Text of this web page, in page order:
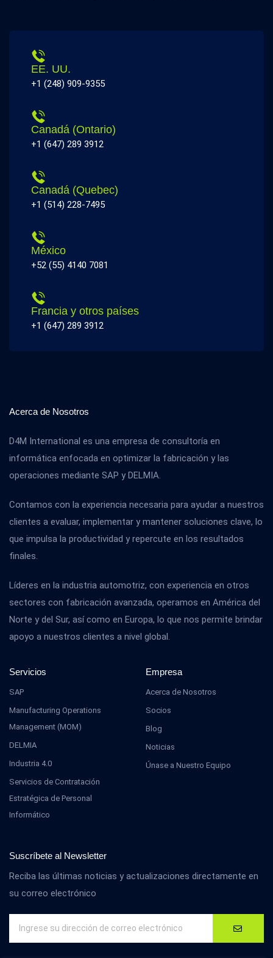
EE. UU.
+1 (248) 909-9355
Canadá (Ontario)
+1 (647) 289 3912
Canadá (Quebec)
+1 (514) 228-7495
México
+52 (55) 4140 7081
Francia y otros países
+1 (647) 289 3912
Acerca de Nosotros
D4M International es una empresa de consultoría en
informática enfocada en optimizar la fabricación y las
operaciones mediante SAP y DELMIA.
Contamos con la experiencia necesaria para ayudar a nuestros
clientes a evaluar, implementar y mantener soluciones clave, lo
que impulsa la productividad y repercute en los resultados
finales.
Líderes en la industria automotriz, con experiencia en otros
sectores con fabricación avanzada, operamos en América del
Norte y del Sur, así como en Europa, lo que nos permite brindar
apoyo a nuestros clientes a nivel global.
Servicios
SAP
Manufacturing Operations
Management (MOM)
DELMIA
Industria 4.0
Servicios de Contratación
Estratégica de Personal
Informático
Empresa
Acerca de Nosotros
Socios
Blog
Noticias
Únase a Nuestro Equipo
Suscríbete al Newsletter
Reciba las últimas noticias y actualizaciones directamente en
su correo electrónico